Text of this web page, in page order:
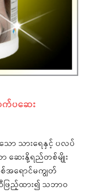
ာက်ပဆေး
ော သားရေနှင့် ပလပ်
ဆေးနို့ရည်တစ်မျိုး
အရောင်မကျွတ်
ဖြည့်ထား၍ သဘာဝ